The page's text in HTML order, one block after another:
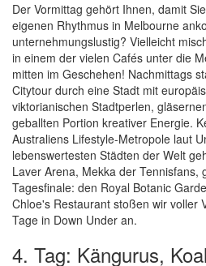
Der Vormittag gehört Ihnen, damit
eigenen Rhythmus in Melbourne
unternehmungslustig? Vielleicht
in einem der vielen Cafés unter die
mitten im Geschehen! Nachmittags
Citytour durch eine Stadt mit
viktorianischen Stadtperlen,
geballten Portion kreativer Energie.
Australiens Lifestyle-Metropole laut
lebenswertesten Städten der Welt
Laver Arena, Mekka der Tennisfans,
Tagesfinale: den Royal Botanic
Chloe's Restaurant stoßen wir voller
Tage in Down Under an.
4. Tag: Kängurus,